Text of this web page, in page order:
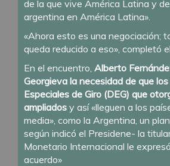
de la que vive América Latina y
argentina en América Latina».
«Ahora esto es una negociación;
queda reducido a eso», completó
En el encuentro, Alberto
Georgieva la necesidad de que
Especiales de Giro (DEG) que
ampliados y así «lleguen a los
media», como la Argentina, un
según indicó el Presidene- la
Monetario Internacional le
acuerdo»